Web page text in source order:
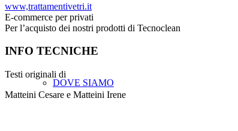
DOVE SIAMO
www,trattamentivetri.it
E-commerce per privati
Per l’acquisto dei nostri prodotti di Tecnoclean
INFO TECNICHE
Testi originali di
Matteini Cesare e Matteini Irene